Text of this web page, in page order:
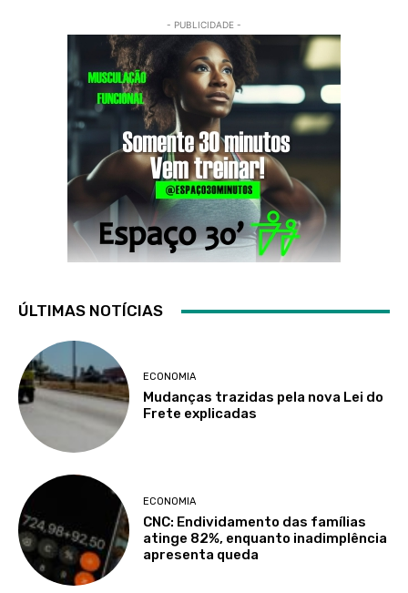
- PUBLICIDADE -
ÚLTIMAS NOTÍCIAS
ECONOMIA
Mudanças trazidas pela nova Lei do
Frete explicadas
ECONOMIA
CNC: Endividamento das famílias
atinge 82%, enquanto inadimplência
apresenta queda